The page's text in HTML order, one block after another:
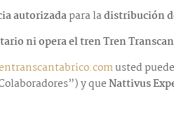
autorizadapara ladistribución
ni opera el tren Tren
usted
y queNattivus